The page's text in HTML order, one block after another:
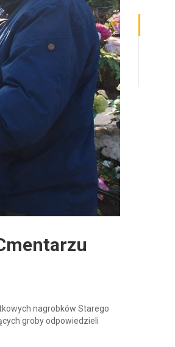
nagrobków Starego
groby odpowiedzieli